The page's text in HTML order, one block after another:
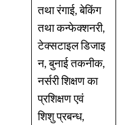
तथा रंगाई, बेकिंग
तथा कन्फेक्शनरी,
टेक्सटाइल डिजाइ
न, बुनाई तकनीक,
नर्सरी शिक्षण का
प्रशिक्षण एवं
शिशु प्रबन्ध,